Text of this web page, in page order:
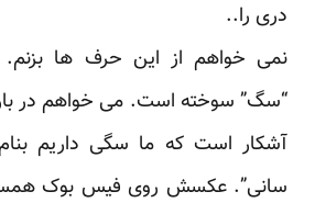
دری را..
نمی خواهم از این حرف ها
“سگ” سوخته است. می خواهم در
آشکار است که ما سگی داریم
سانی”. عکسش روی فیس بوک